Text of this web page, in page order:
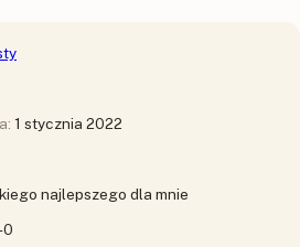
1 stycznia 2022
najlepszego dla mnie
0